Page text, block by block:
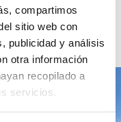
compartimos
sitio web con
publicidad y análisis
otra información
recopilado a
servicios.